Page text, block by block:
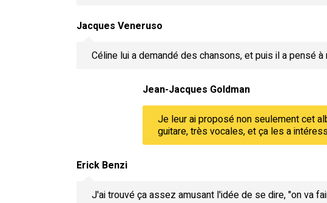
Jacques Veneruso
Céline lui a demandé des chansons, et puis il a pensé
Jean-Jacques Goldman
Je leur ai proposé non seulement cet
guitare, très vocales, et ça les a
Erick Benzi
J'ai trouvé ça assez amusant l'idée de se dire, "on va